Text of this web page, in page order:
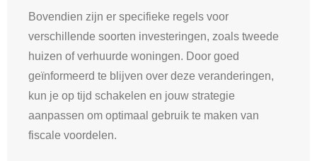
Bovendien zijn er specifieke regels voor
verschillende soorten investeringen, zoals tweede
huizen of verhuurde woningen. Door goed
geïnformeerd te blijven over deze veranderingen,
kun je op tijd schakelen en jouw strategie
aanpassen om optimaal gebruik te maken van
fiscale voordelen.